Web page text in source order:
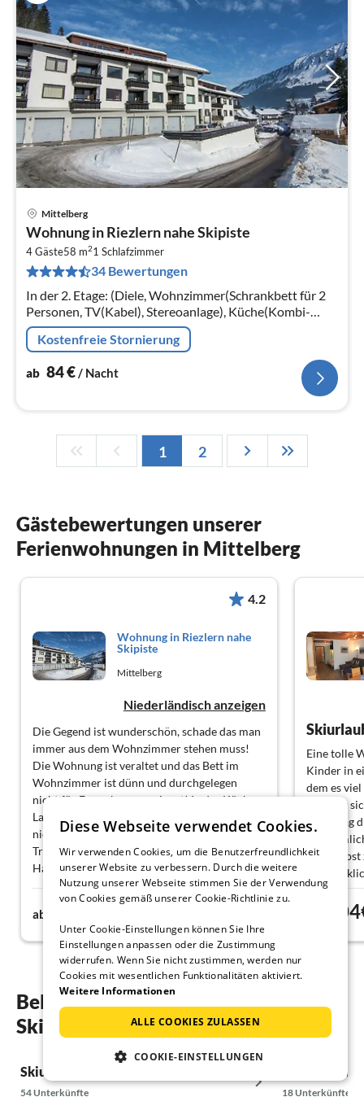
Mittelberg
Wohnung in Riezlern nahe Skipiste
4 Gäste58 m21 Schlafzimmer
34 Bewertungen
In der 2. Etage: (Diele, Wohnzimmer(Schrankbett für 2
Personen, TV(Kabel), Stereoanlage), Küche(Kombi-
Mikrowelle, Kühl-/Gefrierkombination),
Schlafzimmer(Einzelbett, Einzelbett)
Kostenfreie Stornierung
ab 84€/ Nacht
1 2
Gästebewertungen unserer
Ferienwohnungen in Mittelberg
4.2
Wohnung in Riezlern nahe
Skipiste
Mittelberg
Niederländisch anzeigen
Die Gegend ist wunderschön, schade das man
immer aus dem Wohnzimmer stehen muss!
Die Wohnung ist veraltet und das Bett im
Wohnzimmer ist dünn und durchgelegen
nicht für Erwachsene geeignet! In der Küche
Lampe defekt und Wasserhahn undicht! Auch
nicht geeignet für Gehbehinderte, die viele
Treppen steigen müssen. Gut erhalten vom
Hausmeister. P.S. Hunde sind auch
willkommen
ab
Eine tolle
Kinder in
dem es
befindet
Jeden Tag
alles
eine
Umgebung
tollen
Beliebte Regionen und Orte für ihren
Skiurlaub in Mittelberg
Skiurlaub in Au in Vorarlberg
54 Unterkünfte
Skiurlaub in
18 Unterkünfte
Diese Webseite verwendet Cookies.
Wir verwenden Cookies, um die Benutzerfreundlichkeit
unserer Website zu verbessern. Durch die weitere
Nutzung unserer Webseite stimmen Sie der Verwendung
von Cookies gemäß unserer Cookie-Richtlinie zu.
Unter Cookie-Einstellungen können Sie Ihre
Einstellungen anpassen oder die Zustimmung
widerrufen. Wenn Sie nicht zustimmen, werden nur
Cookies mit wesentlichen Funktionalitäten aktiviert.
Weitere Informationen
ALLE COOKIES ZULASSEN
COOKIE-EINSTELLUNGEN